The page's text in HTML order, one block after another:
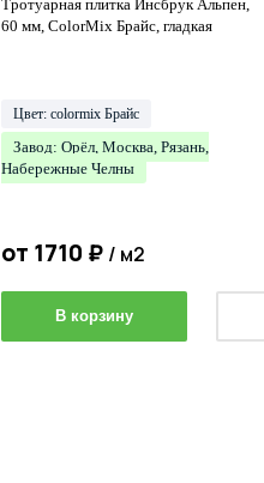
Тротуарная плитка Инсбрук Альпен,
60 мм, ColorMix Брайс, гладкая
Цвет: colormix Брайс
Завод: Орёл, Москва, Рязань,
Набережные Челны
от 1710 ₽ / м2
В корзину